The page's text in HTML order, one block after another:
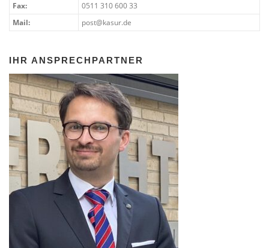
Fax:
0511 310 600 33
Mail:
post@kasur.de
IHR ANSPRECHPARTNER